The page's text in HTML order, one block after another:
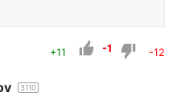
+11 -1 -12
3110